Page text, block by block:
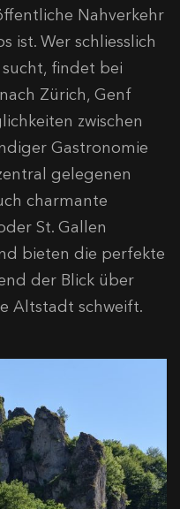
Nahverkehr
ist. Wer schliesslich
findet bei
Zürich, Genf
zwischen
Gastronomie
gelegenen
charmante
St. Gallen
bieten die perfekte
der Blick über
Altstadt schweift.